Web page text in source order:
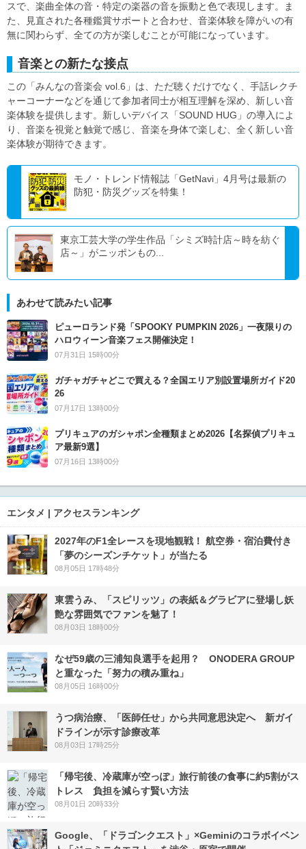
スで、楽曲全体の音・特定の楽器の音を振動と色で表現します。ま
た、見直された各種鑑賞サポートと合わせ、音楽体験を障がいの有
無に関わらず、全ての方が楽しむことが可能になっています。
音楽との新たな接点
この「みんなの音楽会 vol.6」は、ただ聴くだけでなく、手話レクチ
ャーコーナーなどを通じて参加者同士が相互理解を深め、新しい音
楽体験を提供します。新しいデバイス「SOUND HUG」の導入によ
り、音楽を視覚と触覚で感じ、音楽を身体で楽しむ、全く新しい音
楽体験が期待できます。
モノ・トレンド情報誌「GetNavi」4月号は最新の
防犯・防災グッズを特集！
東京工芸大学の学生作品「シミズ時計店～時を紡ぐ
店～」がニッポンもの...
あわせて読みたい記事
ピューロランド発「SPOOKY PUMPKIN 2026」一夜限りの
ハロウィーン音楽フェス開催決定！
07月31日 15時00分
ガチャガチャどこで買える？全国エリア別設置場所ガイド20
26
07月17日 13時00分
プリキュアのガシャポン全種類まとめ2026【名探偵プリキュ
ア最新9選】
07月16日 13時00分
エンタメ | アクセスランキング
2027年のF1全レースを現地観戦！ 航空券・宿泊費付き
「夢のシーズンチケット」が当たる
08月05日 17時48分
東雲うみ、「スピリッツ」の表紙＆グラビアに登場し妖
艶な雰囲気でファンを魅了！
08月03日 18時00分
なぜ59歳の三浦知良選手を起用？ ONODERA GROUP
と重なった「努力の積み重ね」
08月05日 16時00分
うつ病治療、「医師任せ」から共同意思決定へ 新ガイ
ドラインが示す診療改革
08月03日 17時25分
「帰宅後、冷蔵庫が空っぽ」旅行前後の食事に約5割がス
トレス 負担を減らす賢い方法
08月01日 20時33分
Google、「ドラゴンクエスト」×Geminiのコラボイベン